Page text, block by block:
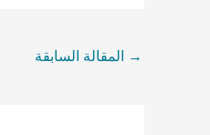
→ المقالة السابقة